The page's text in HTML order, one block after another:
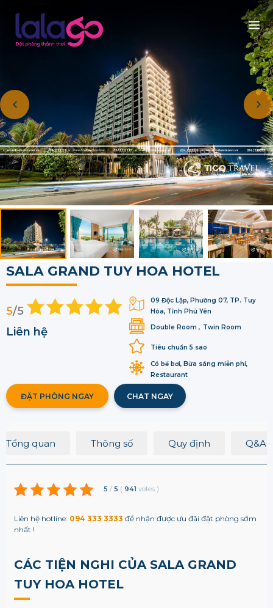
SALA GRAND TUY HOA HOTEL
09 Độc Lập, Phường 07, TP. Tuy
Hòa, Tỉnh Phú Yên
Double Room
Twin Room
Tiêu chuẩn 5 sao
Có bể bơi, Bữa sáng miễn phí,
Restaurant
5/5
Liên hệ
ĐẶT PHÒNG NGAY CHAT NGAY
Tổng quan Thông số Quy định Q&A
5 / 5 ( 941 votes )
Liên hệ hotline: 094 333 3333 để nhận được ưu đãi đặt phòng sớm
nhất !
CÁC TIỆN NGHI CỦA SALA GRAND
TUY HOA HOTEL